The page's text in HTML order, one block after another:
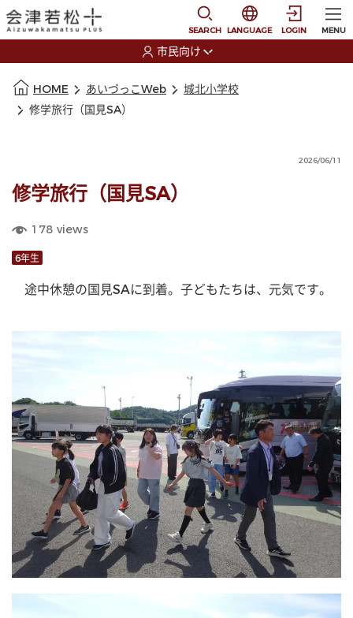
SEARCH
選択すると言語の切
LANGUAGE LOGIN MENU
市民向け
HOME あいづっこWeb
城北小学校
修学旅行（国見SA）
2026/06/11
修学旅行（国見SA）
178 views
6年生
途中休憩の国見SAに到着。子どもたちは、元気です。